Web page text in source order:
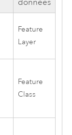
données
Feature
Layer
Feature
Class